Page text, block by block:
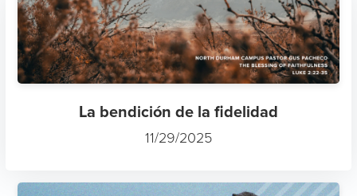
La bendición de la fidelidad
11/29/2025